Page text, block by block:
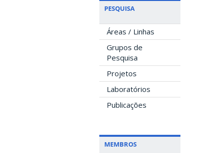
PESQUISA
Áreas / Linhas
Grupos de
Pesquisa
Projetos
Laboratórios
Publicações
MEMBROS